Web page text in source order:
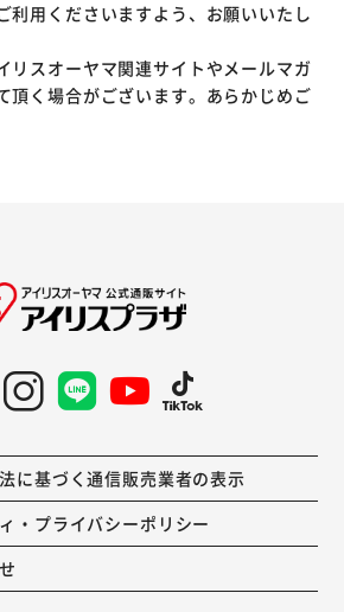
利用くださいますよう、お願いいたし
リスオーヤマ関連サイトやメールマガ
頂く場合がございます。あらかじめご
に基づく通信販売業者の表示
・プライバシーポリシー